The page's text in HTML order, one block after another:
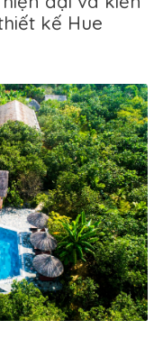
kế Hue